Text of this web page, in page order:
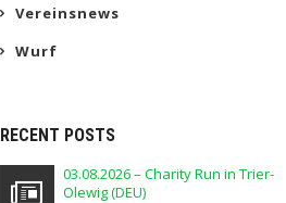
Vereinsnews
Wurf
RECENT POSTS
03.08.2026 – Charity Run in Trier-
Olewig (DEU)